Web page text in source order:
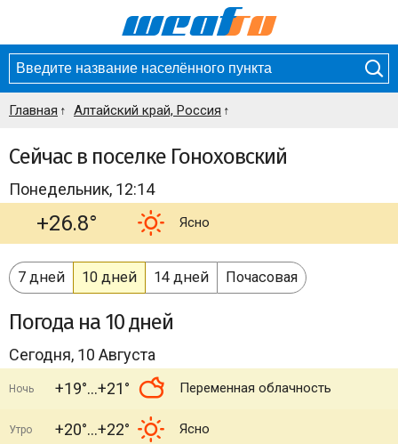
Главная Алтайский край, Россия
Сейчас в поселке Гоноховский
Понедельник, 12:14
+26.8° Ясно
7 дней 10 дней 14 дней Почасовая
Погода на 10 дней
Сегодня, 10 Августа
Ночь +19° +21° Переменная облачность
Утро +20° +22° Ясно